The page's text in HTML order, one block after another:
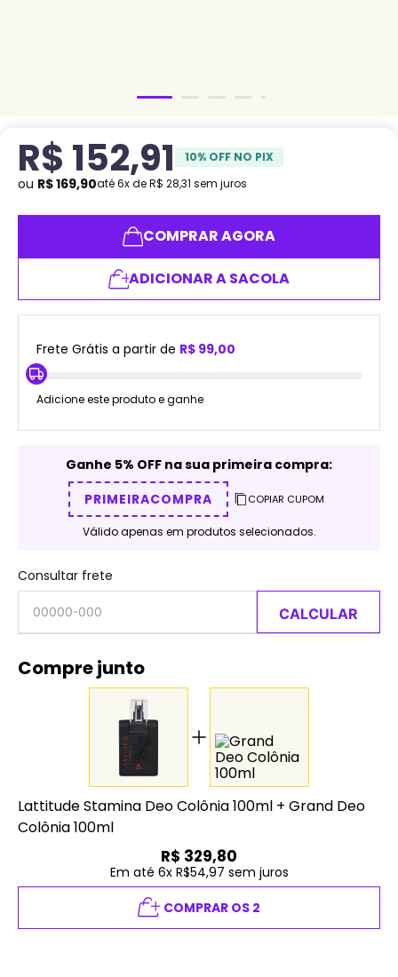
R$ 152,91 10% OFF NO PIX
ou R$169,90até6x deR$ 28,31 sem juros
COMPRAR AGORA
ADICIONAR A SACOLA
Frete Grátis a partir de R$ 99,00
Adicione este produto e ganhe
Ganhe 5% OFF na sua primeira compra:
PRIMEIRACOMPRA
COPIAR CUPOM
Válido apenas em produtos selecionados.
Consultar frete
CALCULAR
Compre junto
Lattitude Stamina Deo Colônia 100ml + Grand Deo
Colônia 100ml
R$ 329,80
Em até 6x R$54,97 sem juros
COMPRAR OS 2